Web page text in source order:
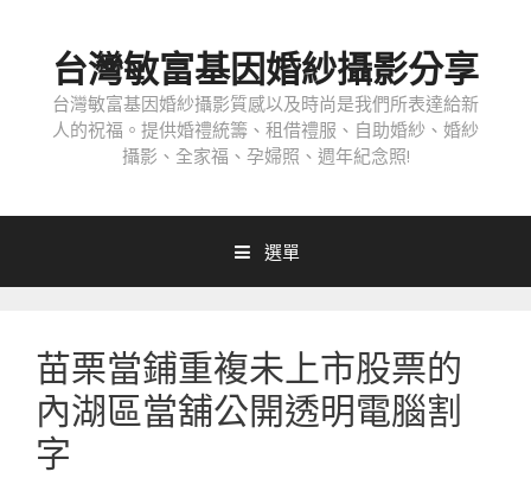
台灣敏富基因婚紗攝影分享
台灣敏富基因婚紗攝影質感以及時尚是我們所表達給新
人的祝福。提供婚禮統籌、租借禮服、自助婚紗、婚紗
攝影、全家福、孕婦照、週年紀念照!
選單
苗栗當鋪重複未上市股票的
內湖區當舖公開透明電腦割
字